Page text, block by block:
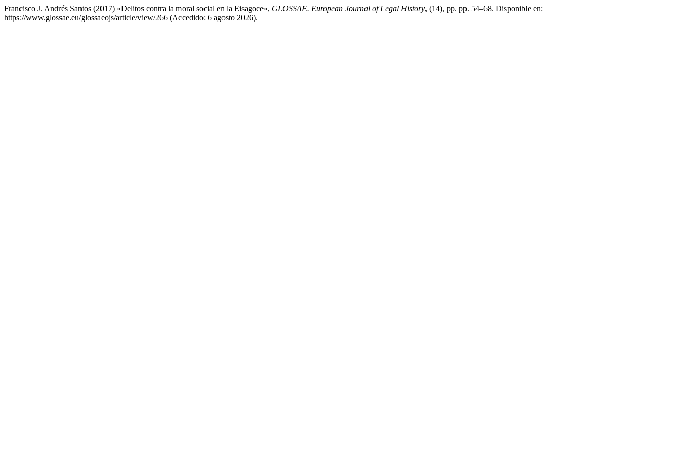
Francisco J. Andrés Santos (2017) «Delitos contra la moral social en la Eisagoce», GLOSSAE. European Journal of Legal History, (14), pp. pp. 54–68. Disponible en:
https://www.glossae.eu/glossaeojs/article/view/266 (Accedido: 6 agosto 2026).